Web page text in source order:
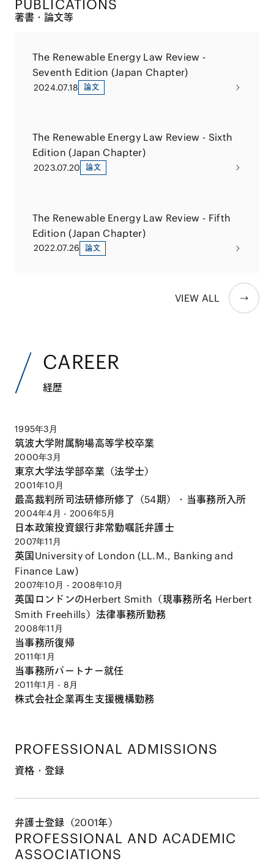
PUBLICATIONS
著書・論文等
The Renewable Energy Law Review -
Seventh Edition (Japan Chapter)
2024.07.18 論文
The Renewable Energy Law Review - Sixth
Edition (Japan Chapter)
2023.07.20 論文
The Renewable Energy Law Review - Fifth
Edition (Japan Chapter)
2022.07.26 論文
VIEW ALL
CAREER
経歴
1995年3月
筑波大学附属駒場高等学校卒業
2000年3月
東京大学法学部卒業（法学士）
2001年10月
最高裁判所司法研修所修了（54期）・当事務所入所
2004年4月 - 2006年5月
日本政策投資銀行非常勤嘱託弁護士
2007年11月
英国University of London (LL.M., Banking and
Finance Law)
2007年10月 - 2008年10月
英国ロンドンのHerbert Smith（現事務所名 Herbert
Smith Freehills）法律事務所勤務
2008年11月
当事務所復帰
2011年1月
当事務所パートナー就任
2011年1月 - 8月
株式会社企業再生支援機構勤務
PROFESSIONAL ADMISSIONS
資格・登録
弁護士登録（2001年）
PROFESSIONAL AND ACADEMIC
ASSOCIATIONS